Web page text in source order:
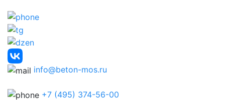
info@beton-mos.ru
+7 (495) 374-56-00